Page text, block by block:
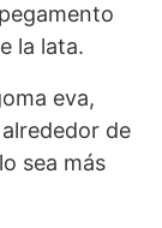
la lata.
eva,
de
sea más